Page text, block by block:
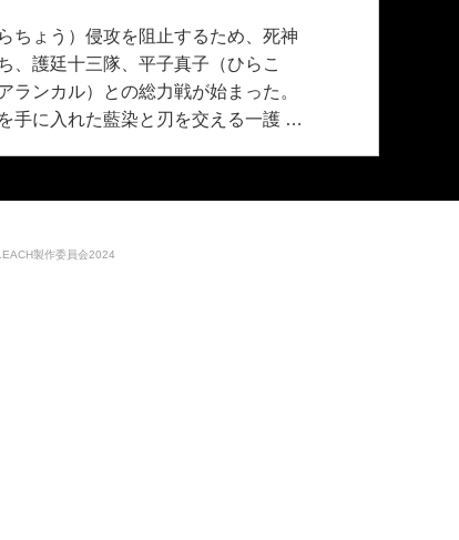
ょう）侵攻を阻止するため、死神
、護廷十三隊、平子真子（ひらこ
ランカル）との総力戦が始まった。
手に入れた藍染と刃を交える一護 …
製作委員会2024